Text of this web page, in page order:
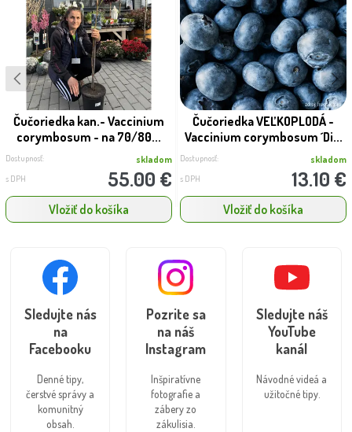
Čučoriedka kan.- Vaccinium
corymbosum - na 70/80...
Dostupnosť: skladom
s DPH 55.00 €
Vložiť do košíka
Čučoriedka VEĽKOPLODÁ -
Vaccinium corymbosum ´Di...
Dostupnosť: skladom
s DPH 13.10 €
Vložiť do košíka
Sledujte nás
na
Facebooku
Denné tipy,
čerstvé správy a
komunitný
obsah.
Pozrite sa
na náš
Instagram
Inšpiratívne
fotografie a
zábery zo
zákulisia.
Sledujte náš
YouTube
kanál
Návodné videá a
užitočné tipy.